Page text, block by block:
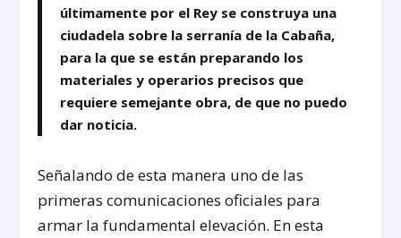
últimamente por el Rey se construya una
ciudadela sobre la serranía de la Cabaña,
para la que se están preparando los
materiales y operarios precisos que
requiere semejante obra, de que no puedo
dar noticia.
Señalando de esta manera uno de las
primeras comunicaciones oficiales para
armar la fundamental elevación. En esta